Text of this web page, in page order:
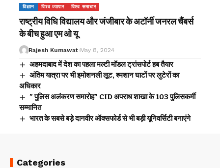
विज्ञान विश्व व्यापार विश्व समाचार
राष्ट्रीय विधि विद्यालय और जंजीबार के अटॉर्नी जनरल चैंबर्स
के बीच हुआ एम ओ यू
Rajesh Kumawat May 8, 2024
अहमदाबाद में देश का पहला मल्टी मॉडल ट्रांसपोर्ट हब तैयार
अंतिम यात्रा पर भी इमोशनली लूट, श्मशान घाटों पर लुटेरों का
अधिकार
” पुलिस अलंकरण समारोह” CID अपराध शाखा के 103 पुलिसकर्मी
सम्मानित
भारत के सबसे बड़े दानवीर ऑक्सफोर्ड से भी बड़ी यूनिवर्सिटी बनाएंगे
Categories